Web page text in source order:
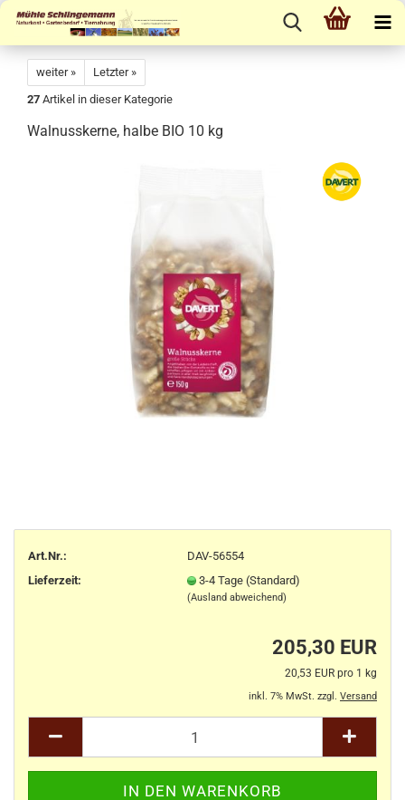
weiter »
Letzter »
27 Artikel in dieser Kategorie
Walnusskerne, halbe BIO 10 kg
Art.Nr.:
DAV-56554
Lieferzeit:
3-4 Tage (Standard)
(Ausland abweichend)
205,30 EUR
20,53 EUR pro 1 kg
inkl. 7% MwSt. zzgl. Versand